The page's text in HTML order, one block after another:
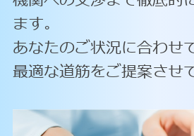
ます。
あなたのご状況に合わせ
最適な道筋をご提案させ